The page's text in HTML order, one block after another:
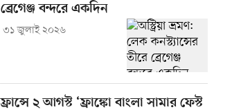
ব্রেগেঞ্জ বন্দরে একদিন
৩১ জুলাই ২০২৬
ফ্রান্সে ২ আগস্ট ‘ফ্রাঙ্কো বাংলা সামার ফেস্ট